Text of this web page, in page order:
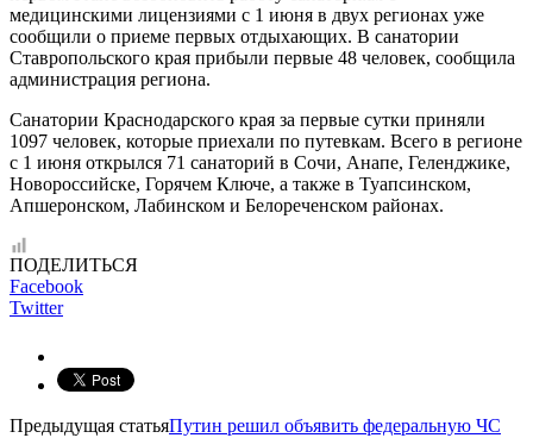
медицинскими лицензиями с 1 июня в двух регионах уже
сообщили о приеме первых отдыхающих. В санатории
Ставропольского края прибыли первые 48 человек, сообщила
администрация региона.
Санатории Краснодарского края за первые сутки приняли
1097 человек, которые приехали по путевкам. Всего в регионе
с 1 июня открылся 71 санаторий в Сочи, Анапе, Геленджике,
Новороссийске, Горячем Ключе, а также в Туапсинском,
Апшеронском, Лабинском и Белореченском районах.
ПОДЕЛИТЬСЯ
Facebook
Twitter
Предыдущая статьяПутин решил объявить федеральную ЧС